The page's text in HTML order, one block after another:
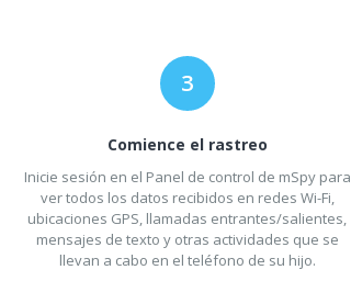
Comience el rastreo
Inicie sesión en el Panel de control de mSpy para
ver todos los datos recibidos en redes Wi-Fi,
ubicaciones GPS, llamadas entrantes/salientes,
mensajes de texto y otras actividades que se
llevan a cabo en el teléfono de su hijo.